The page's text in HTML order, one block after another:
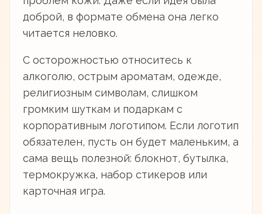
доброй, в формате обмена она легко
читается неловко.
С осторожностью относитесь к
алкоголю, острым ароматам, одежде,
религиозным символам, слишком
громким шуткам и подаркам с
корпоративным логотипом. Если логотип
обязателен, пусть он будет маленьким, а
сама вещь полезной: блокнот, бутылка,
термокружка, набор стикеров или
карточная игра.